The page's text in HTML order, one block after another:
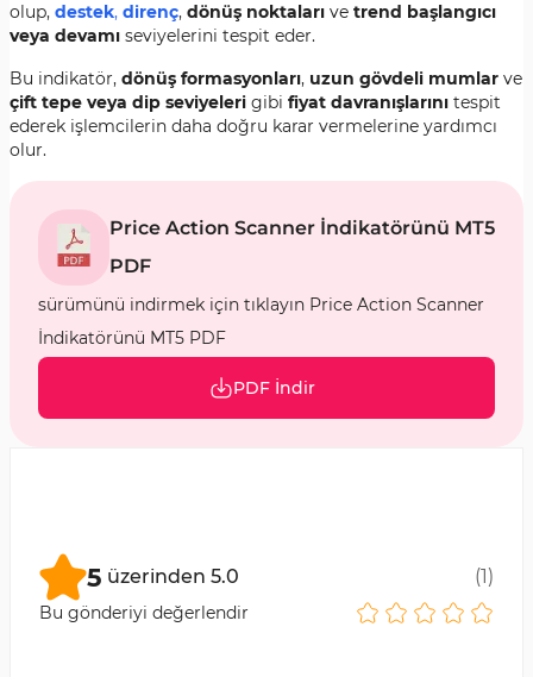
olup, destek, direnç, dönüş noktaları ve trend başlangıcı
veya devamı seviyelerini tespit eder.
Bu indikatör, dönüş formasyonları, uzun gövdeli mumlar ve
çift tepe veya dip seviyeleri gibi fiyat davranışlarını tespit
ederek işlemcilerin daha doğru karar vermelerine yardımcı
olur.
Price Action Scanner İndikatörünü MT5
PDF
sürümünü indirmek için tıklayın Price Action Scanner
İndikatörünü MT5 PDF
PDF İndir
5 üzerinden 5.0 (1)
Bu gönderiyi değerlendir